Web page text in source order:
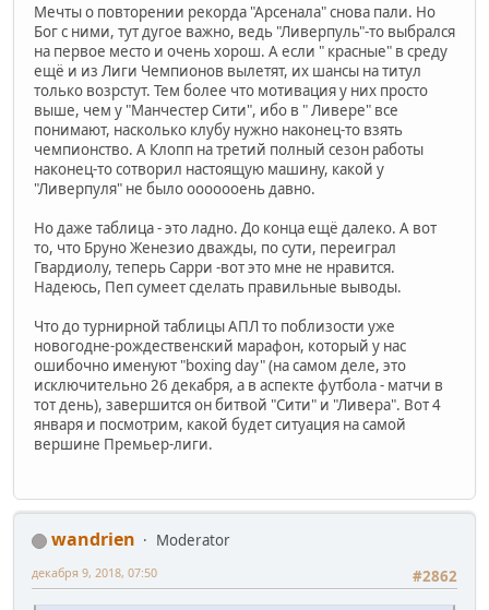
Мечты о повторении рекорда "Арсенала" снова пали. Но
Бог с ними, тут дугое важно, ведь "Ливерпуль"-то выбрался
на первое место и очень хорош. А если " красные" в среду
ещё и из Лиги Чемпионов вылетят, их шансы на титул
только возрстут. Тем более что мотивация у них просто
выше, чем у "Манчестер Сити", ибо в " Ливере" все
понимают, насколько клубу нужно наконец-то взять
чемпионство. А Клопп на третий полный сезон работы
наконец-то сотворил настоящую машину, какой у
"Ливерпуля" не было ооооооень давно.
Но даже таблица - это ладно. До конца ещё далеко. А вот
то, что Бруно Женезио дважды, по сути, переиграл
Гвардиолу, теперь Сарри -вот это мне не нравится.
Надеюсь, Пеп сумеет сделать правильные выводы.
Что до турнирной таблицы АПЛ то поблизости уже
новогодне-рождественский марафон, который у нас
ошибочно именуют "boxing day" (на самом деле, это
исключительно 26 декабря, а в аспекте футбола - матчи в
тот день), завершится он битвой "Сити" и "Ливера". Вот 4
января и посмотрим, какой будет ситуация на самой
вершине Премьер-лиги.
wandrien
Moderator
#2862
декабря 9, 2018, 07:50